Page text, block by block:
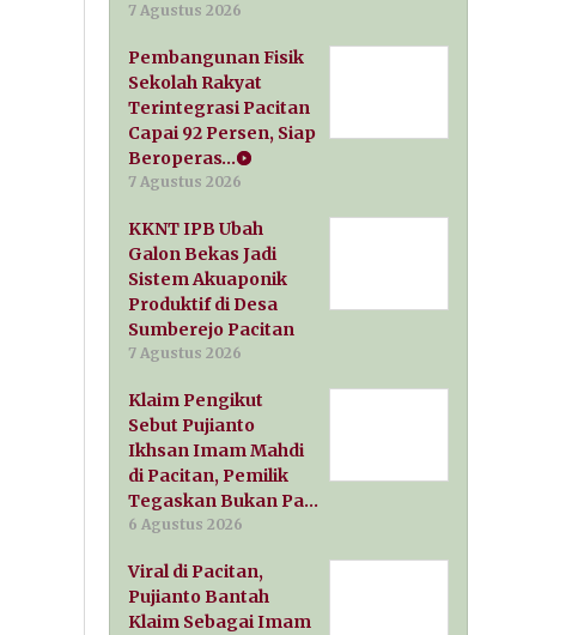
7 Agustus 2026
Pembangunan Fisik
Sekolah Rakyat
Terintegrasi Pacitan
Capai 92 Persen, Siap
Beroperas…
7 Agustus 2026
KKNT IPB Ubah
Galon Bekas Jadi
Sistem Akuaponik
Produktif di Desa
Sumberejo Pacitan
7 Agustus 2026
Klaim Pengikut
Sebut Pujianto
Ikhsan Imam Mahdi
di Pacitan, Pemilik
Tegaskan Bukan Pa…
6 Agustus 2026
Viral di Pacitan,
Pujianto Bantah
Klaim Sebagai Imam